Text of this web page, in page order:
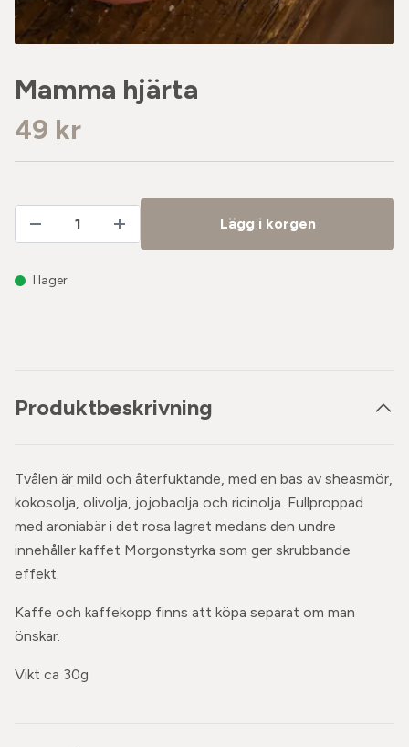
Mamma hjärta
49 kr
Lägg i korgen
I lager
Produktbeskrivning
Tvålen är mild och återfuktande, med en bas av sheasmör,
kokosolja, olivolja, jojobaolja och ricinolja. Fullproppad
med aroniabär i det rosa lagret medans den undre
innehåller kaffet Morgonstyrka som ger skrubbande
effekt.
Kaffe och kaffekopp finns att köpa separat om man
önskar.
Vikt ca 30g